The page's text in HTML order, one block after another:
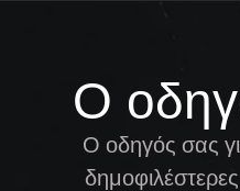
Ο
Ο οδηγός σας